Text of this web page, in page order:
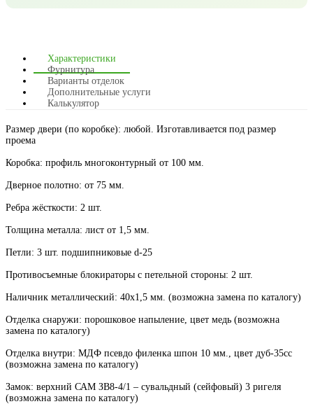
Характеристики
Фурнитура
Варианты отделок
Дополнительные услуги
Калькулятор
Размер двери (по коробке): любой. Изготавливается под размер
проема
Коробка: профиль многоконтурный от 100 мм.
Дверное полотно: от 75 мм.
Ребра жёсткости: 2 шт.
Толщина металла: лист от 1,5 мм.
Петли: 3 шт. подшипниковые d-25
Противосъемные блокираторы с петельной стороны: 2 шт.
Наличник металлический: 40х1,5 мм. (возможна замена по каталогу)
Отделка снаружи: порошковое напыление, цвет медь (возможна
замена по каталогу)
Отделка внутри: МДФ псевдо филенка шпон 10 мм., цвет дуб-35сс
(возможна замена по каталогу)
Замок: верхний САМ ЗВ8-4/1 – сувальдный (сейфовый) 3 ригеля
(возможна замена по каталогу)